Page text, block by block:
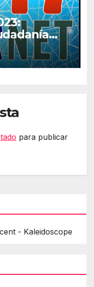
para publicar
- Kaleidoscope